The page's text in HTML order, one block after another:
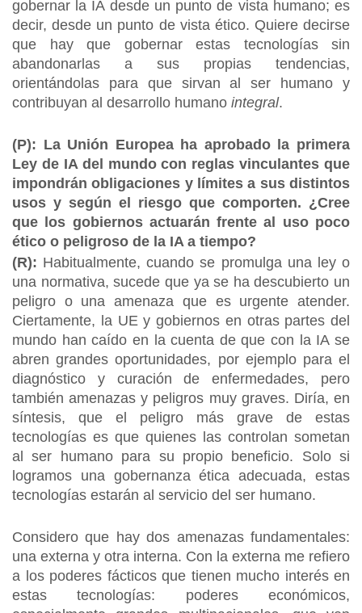
gobernar la IA desde un punto de vista humano; es
decir, desde un punto de vista ético. Quiere decirse
que hay que gobernar estas tecnologías sin
abandonarlas a sus propias tendencias,
orientándolas para que sirvan al ser humano y
contribuyan al desarrollo humano integral.
(P): La Unión Europea ha aprobado la primera
Ley de IA del mundo con reglas vinculantes que
impondrán obligaciones y límites a sus distintos
usos y según el riesgo que comporten. ¿Cree
que los gobiernos actuarán frente al uso poco
ético o peligroso de la IA a tiempo?
(R): Habitualmente, cuando se promulga una ley o
una normativa, sucede que ya se ha descubierto un
peligro o una amenaza que es urgente atender.
Ciertamente, la UE y gobiernos en otras partes del
mundo han caído en la cuenta de que con la IA se
abren grandes oportunidades, por ejemplo para el
diagnóstico y curación de enfermedades, pero
también amenazas y peligros muy graves. Diría, en
síntesis, que el peligro más grave de estas
tecnologías es que quienes las controlan sometan
al ser humano para su propio beneficio. Solo si
logramos una gobernanza ética adecuada, estas
tecnologías estarán al servicio del ser humano.
Considero que hay dos amenazas fundamentales:
una externa y otra interna. Con la externa me refiero
a los poderes fácticos que tienen mucho interés en
estas tecnologías: poderes económicos,